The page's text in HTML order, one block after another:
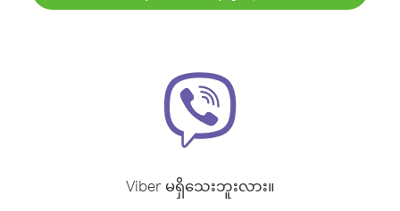
Viber မရှိသေးဘူးလား။